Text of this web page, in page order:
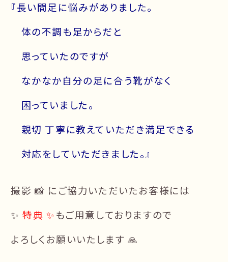
『長い間足に悩みがありました。
体の不調も足からだと
思っていたのですが
なかなか自分の足に合う靴がなく
困っていました。
親切 丁寧に教えていただき満足できる
対応をしていただきました。』
撮影 📸 にご協力いただいたお客様には
✨特典 ✨もご用意しておりますので
よろしくお願いいたします 🙏